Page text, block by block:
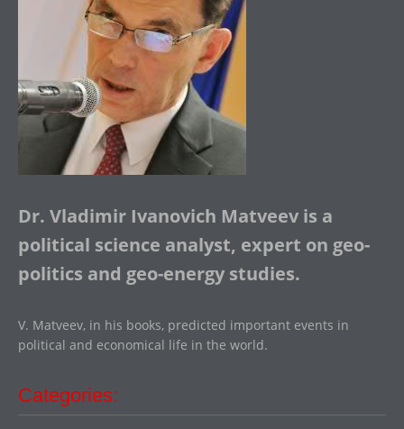
Dr. Vladimir Ivanovich Matveev is a
political science analyst, expert on geo-
politics and geo-energy studies.
V. Matveev, in his books, predicted important events in
political and economical life in the world.
Categories: